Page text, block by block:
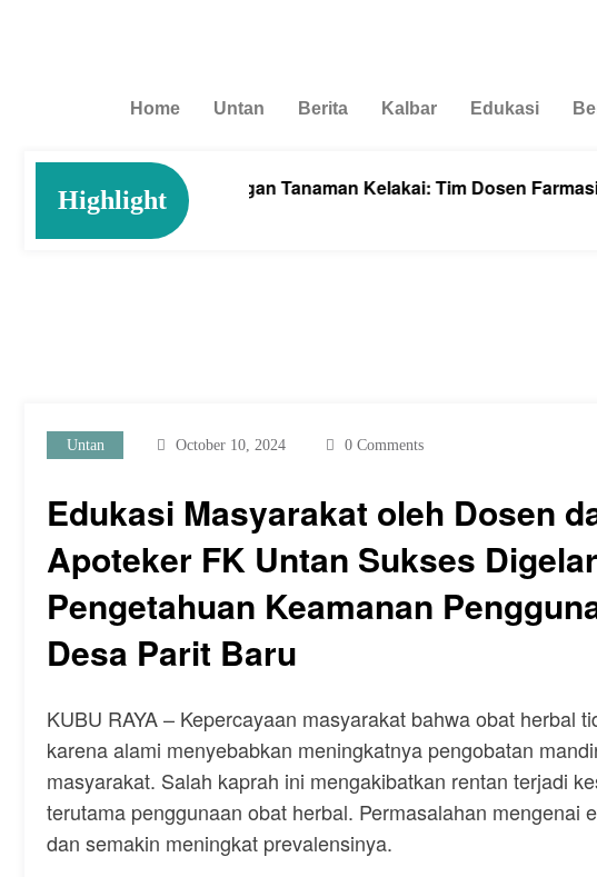
Home Untan Berita Kalbar Edukasi
Highlight
Anemia dengan Tanaman Kelakai: Tim Dosen Farmasi Untan
4, 2026
Untan October 10, 2024 0 Comments
Edukasi Masyarakat oleh Dosen
Apoteker FK Untan Sukses
Pengetahuan Keamanan
Desa Parit Baru
KUBU RAYA – Kepercayaan masyarakat bahwa obat herbal
karena alami menyebabkan meningkatnya pengobatan
masyarakat. Salah kaprah ini mengakibatkan rentan terjadi
terutama penggunaan obat herbal. Permasalahan mengenai
dan semakin meningkat prevalensinya.